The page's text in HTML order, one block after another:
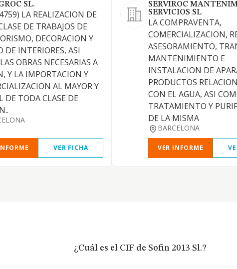
SL.
LA REALIZACION DE
DE TRABAJOS DE
DECORACION Y
DE INTERIORES, ASI
OBRAS NECESARIAS A
Y LA IMPORTACION Y
AL MAYOR Y
DE TODA CLASE DE
VER FICHA
SERVIROC
SERVICIOS SL
LA COMPRAVENTA,
COMERCIALIZACION,
ASESORAMIENTO,
MANTENIMIENTO E
INSTALACION DE
PRODUCTOS
CON EL AGUA, ASI
TRATAMIENTO Y
DE LA MISMA
BARCELONA
VER INFORME
¿Cuál es el CIF de Sofin 2013 Sl.?